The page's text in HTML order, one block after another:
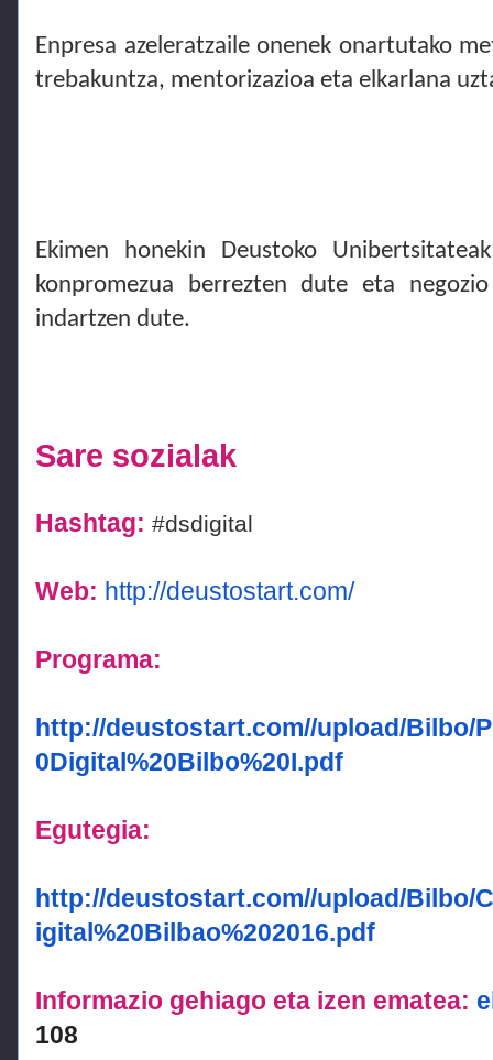
Enpresa azeleratzaile onenek onartutako
trebakuntza, mentorizazioa eta elkarlana
Ekimen honekin Deustoko
konpromezua berrezten dute eta
indartzen dute.
Sare sozialak
Hashtag: #dsdigital
Web: http://deustostart.com/
Programa:
http://deustostart.com//upload/Bilbo/
0Digital%20Bilbo%20I.pdf
Egutegia:
http://deustostart.com//upload/Bilbo/
igital%20Bilbao%202016.pdf
Informazio gehiago eta izen ematea:
108